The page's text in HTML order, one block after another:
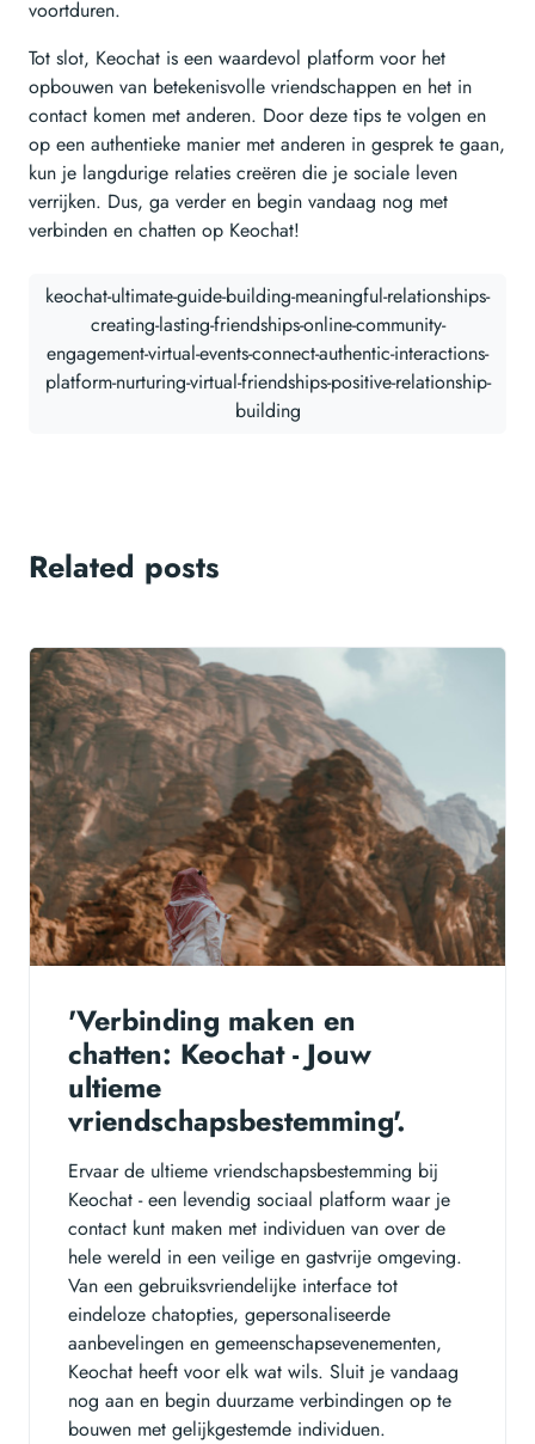
voortduren.
Tot slot, Keochat is een waardevol platform voor het
opbouwen van betekenisvolle vriendschappen en het in
contact komen met anderen. Door deze tips te volgen en
op een authentieke manier met anderen in gesprek te gaan,
kun je langdurige relaties creëren die je sociale leven
verrijken. Dus, ga verder en begin vandaag nog met
verbinden en chatten op Keochat!
keochat-ultimate-guide-building-meaningful-relationships-
creating-lasting-friendships-online-community-
engagement-virtual-events-connect-authentic-interactions-
platform-nurturing-virtual-friendships-positive-relationship-
building
Related posts
'Verbinding maken en
chatten: Keochat - Jouw
ultieme
vriendschapsbestemming'.
Ervaar de ultieme vriendschapsbestemming bij
Keochat - een levendig sociaal platform waar je
contact kunt maken met individuen van over de
hele wereld in een veilige en gastvrije omgeving.
Van een gebruiksvriendelijke interface tot
eindeloze chatopties, gepersonaliseerde
aanbevelingen en gemeenschapsevenementen,
Keochat heeft voor elk wat wils. Sluit je vandaag
nog aan en begin duurzame verbindingen op te
bouwen met gelijkgestemde individuen.